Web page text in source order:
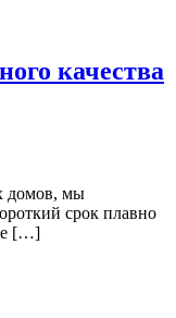
качества
домов, мы
срок плавно
[…]